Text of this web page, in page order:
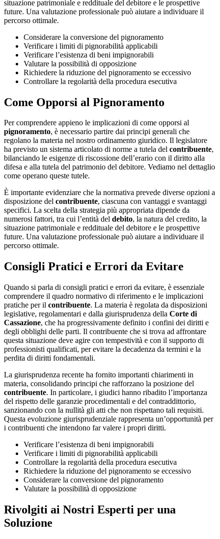
situazione patrimoniale e reddituale del debitore e le prospettive
future. Una valutazione professionale può aiutare a individuare il
percorso ottimale.
Considerare la conversione del pignoramento
Verificare i limiti di pignorabilità applicabili
Verificare l’esistenza di beni impignorabili
Valutare la possibilità di opposizione
Richiedere la riduzione del pignoramento se eccessivo
Controllare la regolarità della procedura esecutiva
Come Opporsi al Pignoramento
Per comprendere appieno le implicazioni di come opporsi al
pignoramento, è necessario partire dai principi generali che
regolano la materia nel nostro ordinamento giuridico. Il legislatore
ha previsto un sistema articolato di norme a tutela del contribuente,
bilanciando le esigenze di riscossione dell’erario con il diritto alla
difesa e alla tutela del patrimonio del debitore. Vediamo nel dettaglio
come operano queste tutele.
È importante evidenziare che la normativa prevede diverse opzioni a
disposizione del contribuente, ciascuna con vantaggi e svantaggi
specifici. La scelta della strategia più appropriata dipende da
numerosi fattori, tra cui l’entità del debito, la natura del credito, la
situazione patrimoniale e reddituale del debitore e le prospettive
future. Una valutazione professionale può aiutare a individuare il
percorso ottimale.
Consigli Pratici e Errori da Evitare
Quando si parla di consigli pratici e errori da evitare, è essenziale
comprendere il quadro normativo di riferimento e le implicazioni
pratiche per il contribuente. La materia è regolata da disposizioni
legislative, regolamentari e dalla giurisprudenza della Corte di
Cassazione, che ha progressivamente definito i confini dei diritti e
degli obblighi delle parti. Il contribuente che si trova ad affrontare
questa situazione deve agire con tempestività e con il supporto di
professionisti qualificati, per evitare la decadenza da termini e la
perdita di diritti fondamentali.
La giurisprudenza recente ha fornito importanti chiarimenti in
materia, consolidando principi che rafforzano la posizione del
contribuente. In particolare, i giudici hanno ribadito l’importanza
del rispetto delle garanzie procedimentali e del contraddittorio,
sanzionando con la nullità gli atti che non rispettano tali requisiti.
Questa evoluzione giurisprudenziale rappresenta un’opportunità per
i contribuenti che intendono far valere i propri diritti.
Verificare l’esistenza di beni impignorabili
Verificare i limiti di pignorabilità applicabili
Controllare la regolarità della procedura esecutiva
Richiedere la riduzione del pignoramento se eccessivo
Considerare la conversione del pignoramento
Valutare la possibilità di opposizione
Rivolgiti ai Nostri Esperti per una
Soluzione